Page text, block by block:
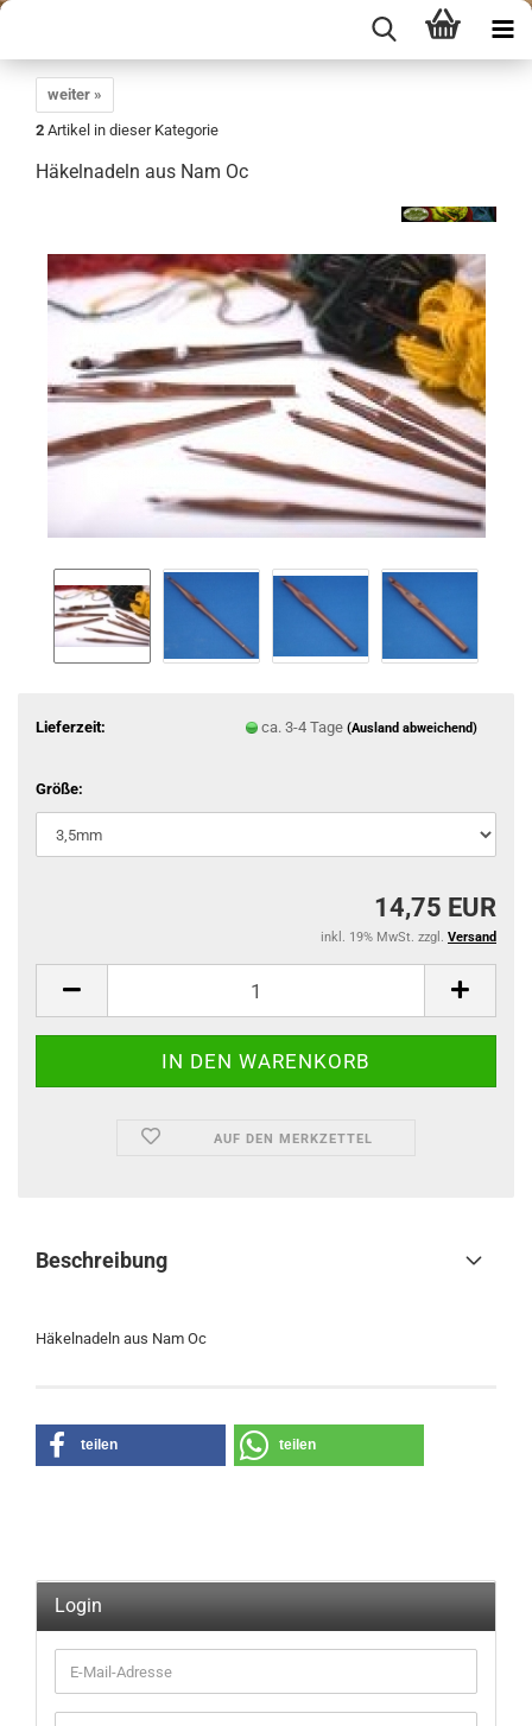
weiter »
2 Artikel in dieser Kategorie
Häkelnadeln aus Nam Oc
Lieferzeit: ca. 3-4 Tage (Ausland abweichend)
Größe:
14,75 EUR
inkl. 19% MwSt. zzgl. Versand
AUF DEN MERKZETTEL
Beschreibung
Häkelnadeln aus Nam Oc
teilen teilen
Login
E-
Mail-
Adresse